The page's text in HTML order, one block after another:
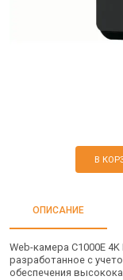
В
ОПИСАНИЕ
Web-камера C1000E
разработанное с
обеспечения